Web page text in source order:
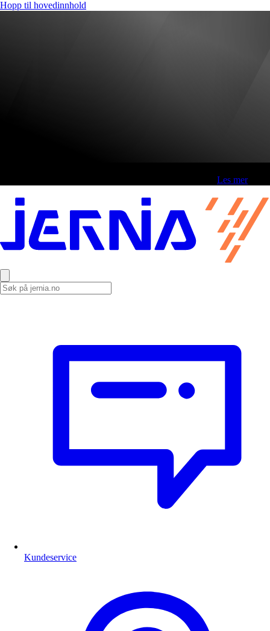
Hopp til hovedinnhold
Les mer
Kundeservice